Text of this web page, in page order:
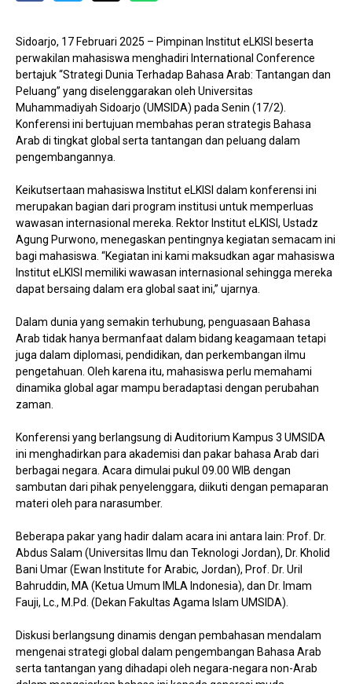
Sidoarjo, 17 Februari 2025 – Pimpinan Institut eLKISI beserta
perwakilan mahasiswa menghadiri International Conference
bertajuk “Strategi Dunia Terhadap Bahasa Arab: Tantangan dan
Peluang” yang diselenggarakan oleh Universitas
Muhammadiyah Sidoarjo (UMSIDA) pada Senin (17/2).
Konferensi ini bertujuan membahas peran strategis Bahasa
Arab di tingkat global serta tantangan dan peluang dalam
pengembangannya.
Keikutsertaan mahasiswa Institut eLKISI dalam konferensi ini
merupakan bagian dari program institusi untuk memperluas
wawasan internasional mereka. Rektor Institut eLKISI, Ustadz
Agung Purwono, menegaskan pentingnya kegiatan semacam ini
bagi mahasiswa. “Kegiatan ini kami maksudkan agar mahasiswa
Institut eLKISI memiliki wawasan internasional sehingga mereka
dapat bersaing dalam era global saat ini,” ujarnya.
Dalam dunia yang semakin terhubung, penguasaan Bahasa
Arab tidak hanya bermanfaat dalam bidang keagamaan tetapi
juga dalam diplomasi, pendidikan, dan perkembangan ilmu
pengetahuan. Oleh karena itu, mahasiswa perlu memahami
dinamika global agar mampu beradaptasi dengan perubahan
zaman.
Konferensi yang berlangsung di Auditorium Kampus 3 UMSIDA
ini menghadirkan para akademisi dan pakar bahasa Arab dari
berbagai negara. Acara dimulai pukul 09.00 WIB dengan
sambutan dari pihak penyelenggara, diikuti dengan pemaparan
materi oleh para narasumber.
Beberapa pakar yang hadir dalam acara ini antara lain: Prof. Dr.
Abdus Salam (Universitas Ilmu dan Teknologi Jordan), Dr. Kholid
Bani Umar (Ewan Institute for Arabic, Jordan), Prof. Dr. Uril
Bahruddin, MA (Ketua Umum IMLA Indonesia), dan Dr. Imam
Fauji, Lc., M.Pd. (Dekan Fakultas Agama Islam UMSIDA).
Diskusi berlangsung dinamis dengan pembahasan mendalam
mengenai strategi global dalam pengembangan Bahasa Arab
serta tantangan yang dihadapi oleh negara-negara non-Arab